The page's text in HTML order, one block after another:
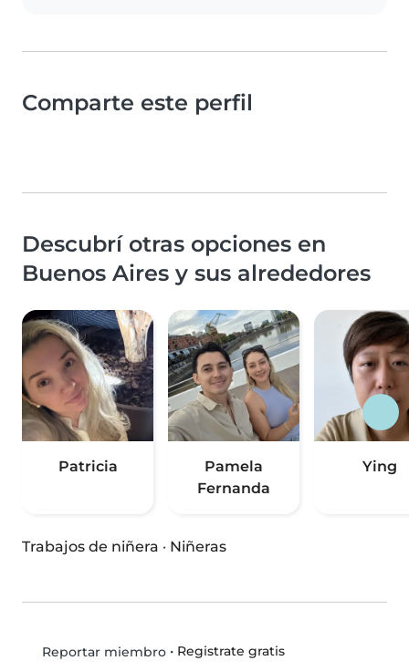
Comparte este perfil
Descubrí otras opciones en
Buenos Aires y sus alrededores
Patricia
Pamela
Fernanda
Ying
Trabajos de niñera · Niñeras
Reportar miembro• Registrate gratis